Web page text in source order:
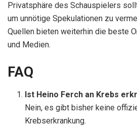
Privatsphäre des Schauspielers
um unnötige Spekulationen zu
Quellen bieten weiterhin die beste
und Medien.
FAQ
Ist Heino Ferch an Krebs
Nein, es gibt bisher keine
Krebserkrankung.